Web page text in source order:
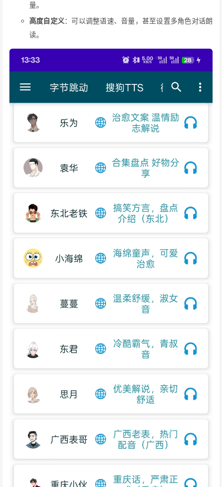
量。
高度自定义：可以调整语速、音量，甚至设置多角色对话朗
读。